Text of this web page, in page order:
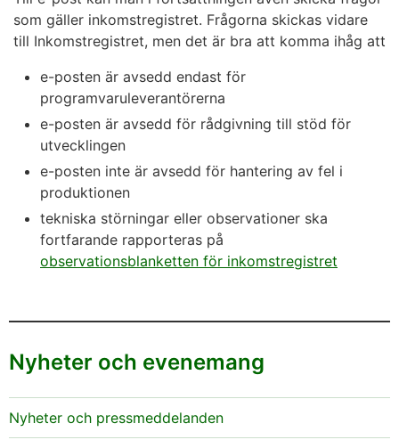
som gäller inkomstregistret. Frågorna skickas vidare
till Inkomstregistret, men det är bra att komma ihåg att
e-posten är avsedd endast för
programvaruleverantörerna
e-posten är avsedd för rådgivning till stöd för
utvecklingen
e-posten inte är avsedd för hantering av fel i
produktionen
tekniska störningar eller observationer ska
fortfarande rapporteras på
observationsblanketten för inkomstregistret
Nyheter och evenemang
Nyheter och pressmeddelanden